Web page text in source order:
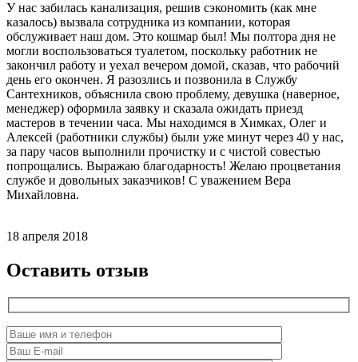
У нас забилась канализация, решив сэкономить (как мне
казалось) вызвала сотрудника из компании, которая
обслуживает наш дом. Это кошмар был! Мы полтора дня не
могли воспользоваться туалетом, поскольку работник не
закончил работу и уехал вечером домой, сказав, что рабочий
день его окончен. Я разозлись и позвонила в Службу
Сантехников, объяснила свою проблему, девушка (наверное,
менеджер) оформила заявку и сказала ожидать приезд
мастеров в течении часа. Мы находимся в Химках, Олег и
Алексей (работники службы) были уже минут через 40 у нас,
за пару часов выполнили прочистку и с чистой совестью
попрощались. Выражаю благодарность! Желаю процветания
службе и довольных заказчиков! С уважением Вера
Михайловна.
18 апреля 2018
Оставить отзыв